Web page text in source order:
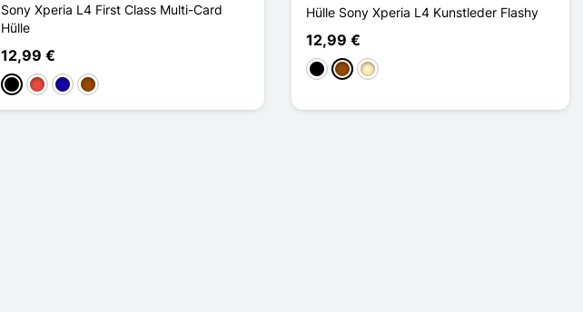
Sony Xperia L4 First Class Multi-Card
Hülle
12,99 €
Schwarz
Rot Dunkelblau
Braun
Hülle Sony Xperia L4 Kunstleder Flashy
12,99 €
Schwarz
BraunGolden